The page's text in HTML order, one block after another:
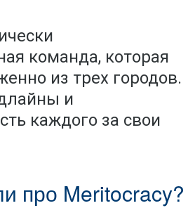
команда, которая
из трех городов.
и
каждого за свои
про Meritocracy?